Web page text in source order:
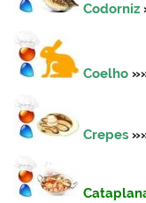
Codorniz
Coelho
Crepes